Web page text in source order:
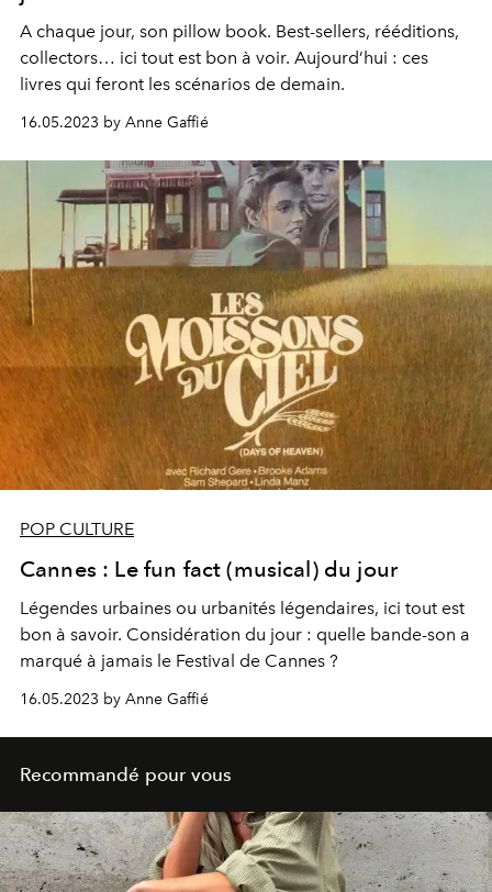
A chaque jour, son pillow book. Best-sellers, rééditions,
collectors… ici tout est bon à voir. Aujourd’hui : ces
livres qui feront les scénarios de demain.
16.05.2023 by Anne Gaffié
POP CULTURE
Cannes : Le fun fact (musical) du jour
Légendes urbaines ou urbanités légendaires, ici tout est
bon à savoir. Considération du jour : quelle bande-son a
marqué à jamais le Festival de Cannes ?
16.05.2023 by Anne Gaffié
Recommandé pour vous